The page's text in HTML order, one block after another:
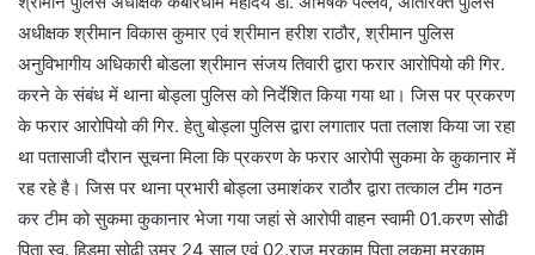
अधीक्षक श्रीमान विकास कुमार एवं श्रीमान हरीश राठौर, श्रीमान पुलिस
अनुविभागीय अधिकारी बोडला श्रीमान संजय तिवारी द्वारा फरार आरोपियो की गिर.
करने के संबंध में थाना बोड्ला पुलिस को निर्देशित किया गया था। जिस पर प्रकरण
के फरार आरोपियो की गिर. हेतु बोड्ला पुलिस द्वारा लगातार पता तलाश किया जा रहा
था पतासाजी दौरान सूचना मिला कि प्रकरण के फरार आरोपी सुकमा के कुकानार में
रह रहे है। जिस पर थाना प्रभारी बोड्ला उमाशंकर राठौर द्वारा तत्काल टीम गठन
कर टीम को सुकमा कुकानार भेजा गया जहां से आरोपी वाहन स्वामी 01.करण सोढी
पिता स्व. हिडमा सोढी उम्र 24 साल एवं 02.राजू मरकाम पिता लकमा मरकाम